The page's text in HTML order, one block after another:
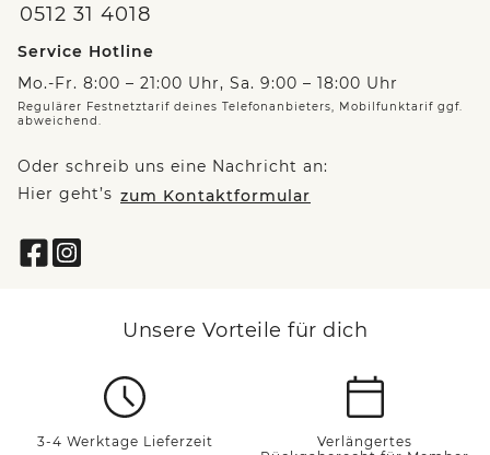
0512 31 4018
Service Hotline
Mo.-Fr. 8:00 – 21:00 Uhr, Sa. 9:00 – 18:00 Uhr
Regulärer Festnetztarif deines Telefonanbieters, Mobilfunktarif ggf.
abweichend.
Oder schreib uns eine Nachricht an:
Hier geht’s zum Kontaktformular
Unsere Vorteile für dich
3-4 Werktage Lieferzeit
Verlängertes